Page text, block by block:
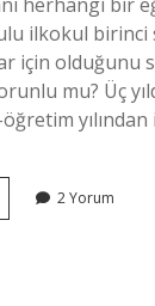
ilkokul birinci
için olduğunu
mu? Üç
2 Yorum